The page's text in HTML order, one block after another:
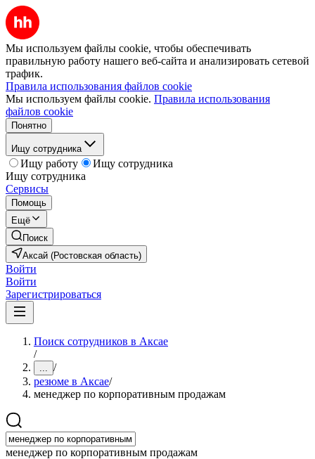
Мы используем файлы cookie, чтобы обеспечивать
правильную работу нашего веб-сайта и анализировать сетевой
трафик.
Правила использования файлов cookie
Мы используем файлы cookie. Правила использования
файлов cookie
Понятно
Ищу сотрудника
Ищу работу
Ищу сотрудника
Ищу сотрудника
Сервисы
Помощь
Ещё
Поиск
Аксай (Ростовская область)
Войти
Войти
Зарегистрироваться
Поиск сотрудников в Аксае
/
... /
резюме в Аксае/
менеджер по корпоративным продажам
менеджер по корпоративным продажам